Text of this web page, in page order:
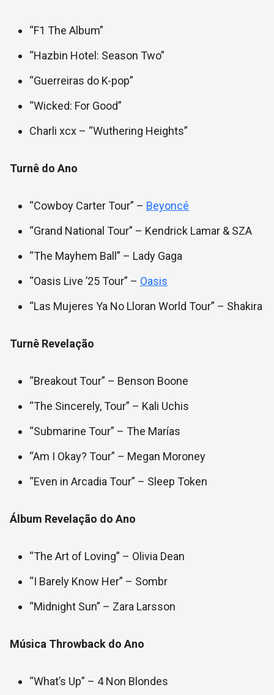
“F1 The Album”
“Hazbin Hotel: Season Two”
“Guerreiras do K-pop”
“Wicked: For Good”
Charli xcx – “Wuthering Heights”
Turnê do Ano
“Cowboy Carter Tour” – Beyoncé
“Grand National Tour” – Kendrick Lamar & SZA
“The Mayhem Ball” – Lady Gaga
“Oasis Live ’25 Tour” – Oasis
“Las Mujeres Ya No Lloran World Tour” – Shakira
Turnê Revelação
“Breakout Tour” – Benson Boone
“The Sincerely, Tour” – Kali Uchis
“Submarine Tour” – The Marías
“Am I Okay? Tour” – Megan Moroney
“Even in Arcadia Tour” – Sleep Token
Álbum Revelação do Ano
“The Art of Loving” – Olivia Dean
“I Barely Know Her” – Sombr
“Midnight Sun” – Zara Larsson
Música Throwback do Ano
“What’s Up” – 4 Non Blondes